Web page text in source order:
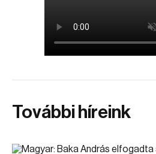
További híreink